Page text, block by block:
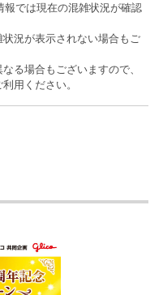
報では現在の混雑状況が確認
況が表示されない場合もご
る場合もございますので、
用ください。